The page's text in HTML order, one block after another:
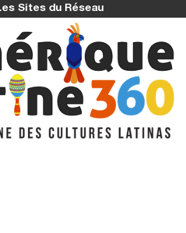
Sites du Réseau